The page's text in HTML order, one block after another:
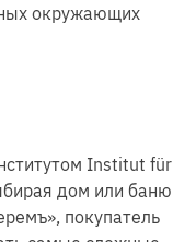
окружающих
Institut für
дом или баню
покупатель